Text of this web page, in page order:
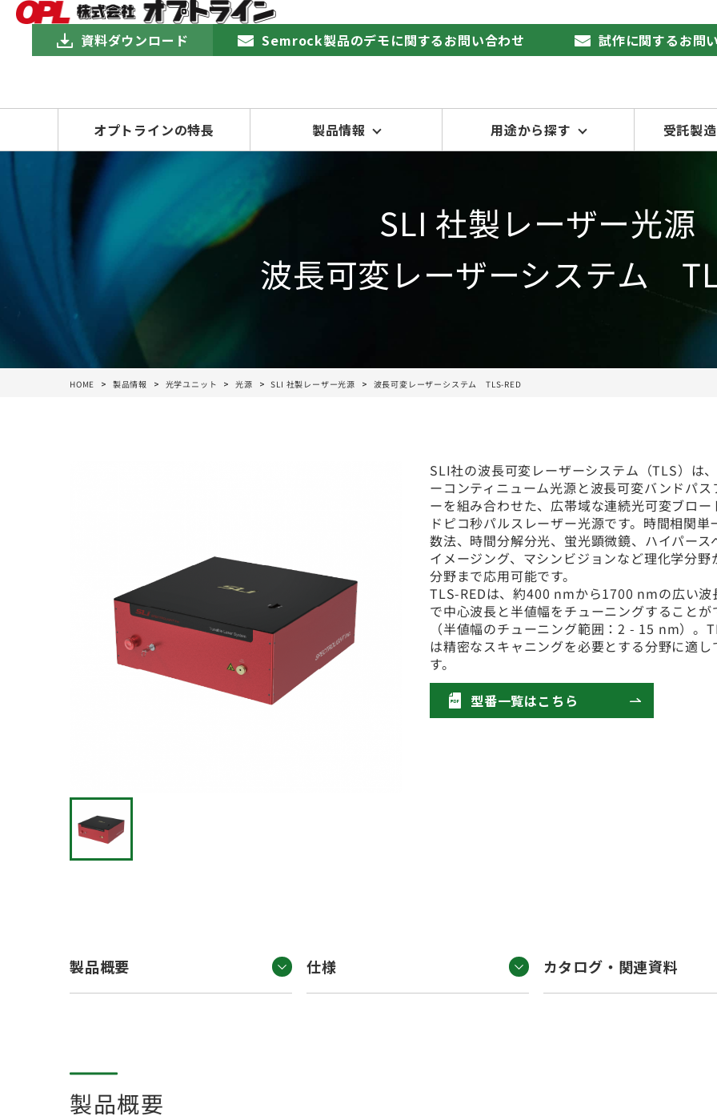
資料ダウンロード Semrock製品のデモに関するお問い合わせ 試作に関するお問
オプトラインの特長 製品情報 用途から探す 受託製
SLI 社製レーザー光源
波長可変レーザーシステム
HOME 製品情報 光学ユニット 光源 SLI 社製レーザー光源 波長可変レーザーシステム TLS-RED
SLI社の波長可変レーザーシステム（TLS）は
ーコンティニューム光源と波長可変バンドパス
ーを組み合わせた、広帯域な連続光可変ブロー
ドピコ秒パルスレーザー光源です。時間相関単
数法、時間分解分光、蛍光顕微鏡、ハイパース
イメージング、マシンビジョンなど理化学分野
分野まで応用可能です。
TLS-REDは、約400 nmから1700 nmの広い波
で中心波長と半値幅をチューニングすることが
（半値幅のチューニング範囲：2 - 15 nm）。
は精密なスキャニングを必要とする分野に適し
す。
型番一覧はこちら
製品概要 仕様 カタログ・関連資料
製品概要